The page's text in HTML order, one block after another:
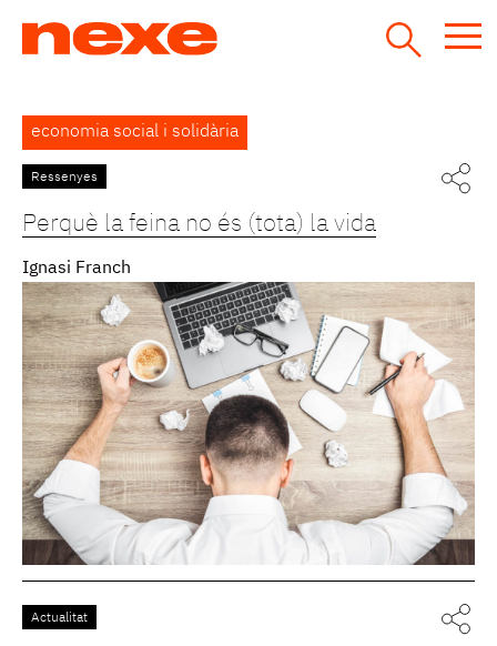
Back
to
top
economia social i solidària
Ressenyes
Perquè la feina no és (tota) la vida
Ignasi Franch
Actualitat
Pàgines